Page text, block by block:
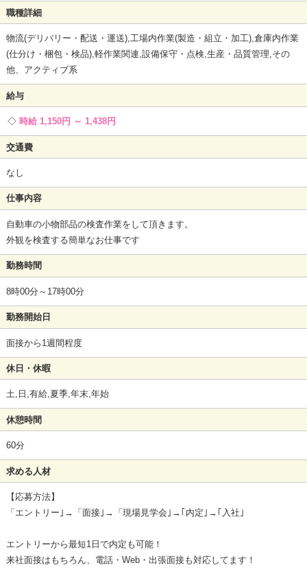
職種詳細
物流(デリバリー・配送・運送),工場内作業(製造・組立・加工),倉庫内作業
(仕分け・梱包・検品),軽作業関連,設備保守・点検,生産・品質管理,その
他、アクティブ系
給与
時給 1,150円 ～ 1,438円
交通費
なし
仕事内容
自動車の小物部品の検査作業をして頂きます。
外観を検査する簡単なお仕事です
勤務時間
8時00分～17時00分
勤務開始日
面接から1週間程度
休日・休暇
土,日,有給,夏季,年末,年始
休憩時間
60分
求める人材
【応募方法】
「エントリー｣→「面接｣→「現場見学会｣→｢内定｣→｢入社｣
エントリーから最短1日で内定も可能！
来社面接はもちろん、電話・Web・出張面接も対応してます！